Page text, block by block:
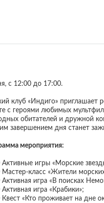
с 12:00 до 17:00.
клуб «Индиго» приглашает
с героями любимых
обитателей и дружной
завершением дня станет
мероприятия:
Активные игры «Морские
Мастер-класс «Жители
Активная игра «В поисках
игра «Крабики»;
«Кто проживает на дне